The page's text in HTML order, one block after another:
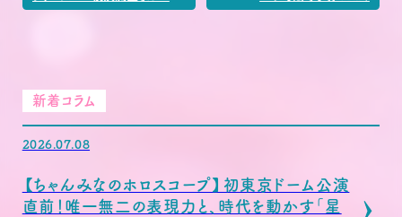
新着コラム
2026.07.08
【ちゃんみなのホロスコープ】初東京ドーム公演
直前！唯一無二の表現力と、時代を動かす「星